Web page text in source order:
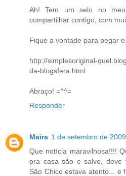
Ah! Tem um selo no
compartilhar contigo, com
Fique a vontade para pegar
http://simplesoriginal-
da-blogsfera.html
Abraço! =^^=
Responder
Maira 1 de setembro de
Que notícia maravilhosa!!!!
pra casa são e salvo, deve
São Chico estava atento... e